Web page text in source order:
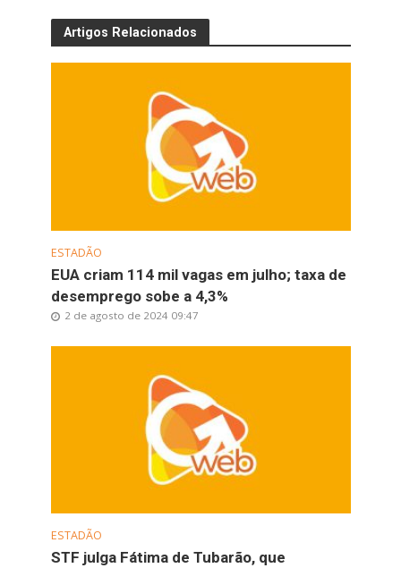
Artigos Relacionados
ESTADÃO
EUA criam 114 mil vagas em julho; taxa de
desemprego sobe a 4,3%
2 de agosto de 2024 09:47
ESTADÃO
STF julga Fátima de Tubarão, que